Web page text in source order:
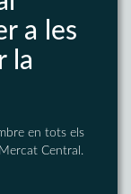
a les
la
en tots els
Central.